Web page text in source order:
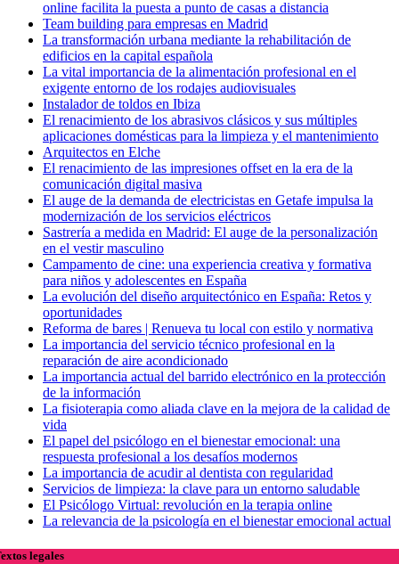
online facilita la puesta a punto de casas a distancia
Team building para empresas en Madrid
La transformación urbana mediante la rehabilitación de
edificios en la capital española
La vital importancia de la alimentación profesional en el
exigente entorno de los rodajes audiovisuales
Instalador de toldos en Ibiza
El renacimiento de los abrasivos clásicos y sus múltiples
aplicaciones domésticas para la limpieza y el mantenimiento
Arquitectos en Elche
El renacimiento de las impresiones offset en la era de la
comunicación digital masiva
El auge de la demanda de electricistas en Getafe impulsa la
modernización de los servicios eléctricos
Sastrería a medida en Madrid: El auge de la personalización
en el vestir masculino
Campamento de cine: una experiencia creativa y formativa
para niños y adolescentes en España
La evolución del diseño arquitectónico en España: Retos y
oportunidades
Reforma de bares | Renueva tu local con estilo y normativa
La importancia del servicio técnico profesional en la
reparación de aire acondicionado
La importancia actual del barrido electrónico en la protección
de la información
La fisioterapia como aliada clave en la mejora de la calidad de
vida
El papel del psicólogo en el bienestar emocional: una
respuesta profesional a los desafíos modernos
La importancia de acudir al dentista con regularidad
Servicios de limpieza: la clave para un entorno saludable
El Psicólogo Virtual: revolución en la terapia online
La relevancia de la psicología en el bienestar emocional actual
legales